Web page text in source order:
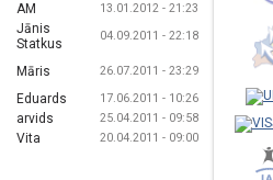
AM 13.01.2012 - 21:23
Jānis
Statkus
04.09.2011 - 22:18
Māris 26.07.2011 - 23:29
Eduards 17.06.2011 - 10:26
arvids 25.04.2011 - 09:58
Vita 20.04.2011 - 09:00